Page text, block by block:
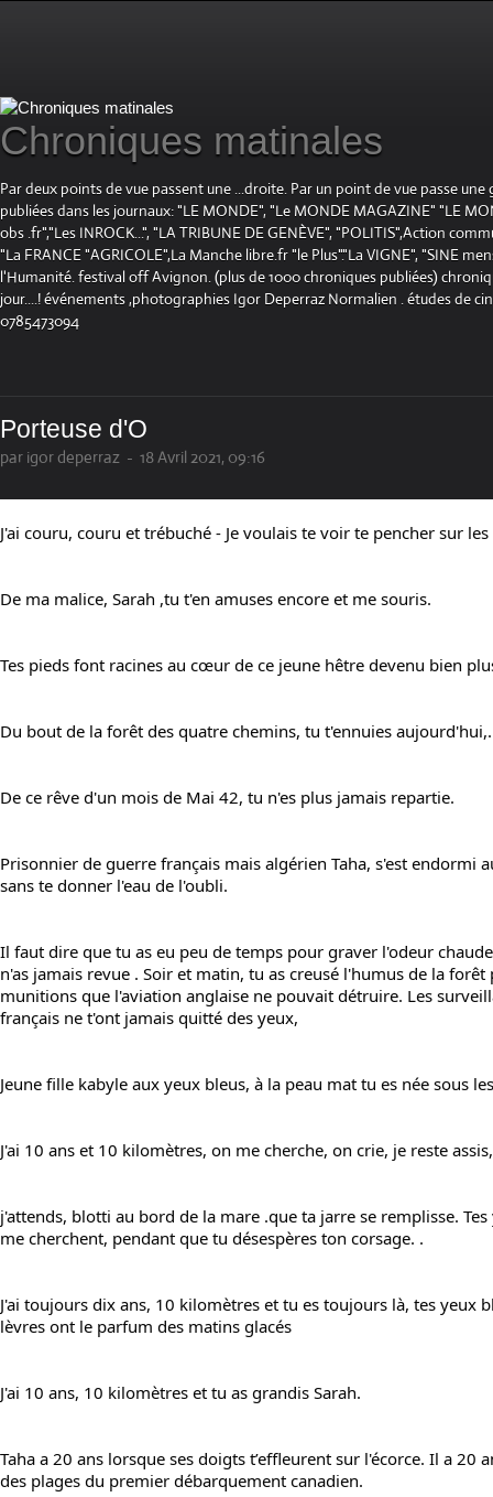
Chroniques matinales
Par deux points de vue passent une ...droite. Par un point de vue passe
publiées dans les journaux: "LE MONDE", "Le MONDE MAGAZINE" "LE
obs .fr","Les INROCK...", "LA TRIBUNE DE GENÈVE", "POLITIS",Action
"La FRANCE "AGRICOLE",La Manche libre.fr "le Plus"."La VIGNE", "SINE
l'Humanité. festival off Avignon. (plus de 1000 chroniques publiées)
jour....! événements ,photographies Igor Deperraz Normalien . études de
0785473094
Porteuse d'O
par igor deperraz - 18 Avril 2021, 09:16
J'ai couru, couru et trébuché - Je voulais te voir te pencher sur
De ma malice, Sarah ,tu t'en amuses encore et me souris.
Tes pieds font racines au cœur de ce jeune hêtre devenu bien
Du bout de la forêt des quatre chemins, tu t'ennuies aujourd'hui,.
De ce rêve d'un mois de Mai 42, tu n'es plus jamais repartie.
Prisonnier de guerre français mais algérien Taha, s'est endormi
sans te donner l'eau de l'oubli.
Il faut dire que tu as eu peu de temps pour graver l'odeur
n'as jamais revue . Soir et matin, tu as creusé l'humus de la forêt
munitions que l'aviation anglaise ne pouvait détruire. Les
français ne t'ont jamais quitté des yeux,
Jeune fille kabyle aux yeux bleus, à la peau mat tu es née sous
J'ai 10 ans et 10 kilomètres, on me cherche, on crie, je reste assis,
j'attends, blotti au bord de la mare .que ta jarre se remplisse.
me cherchent, pendant que tu désespères ton corsage. .
J'ai toujours dix ans, 10 kilomètres et tu es toujours là, tes yeux
lèvres ont le parfum des matins glacés
J'ai 10 ans, 10 kilomètres et tu as grandis Sarah.
Taha a 20 ans lorsque ses doigts t’effleurent sur l'écorce. Il a 20
des plages du premier débarquement canadien.